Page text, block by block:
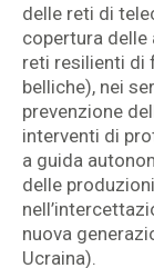
delle reti di
copertura delle
reti resilienti di
belliche), nei
prevenzione
interventi di
a guida
delle
nuova
Ucraina).